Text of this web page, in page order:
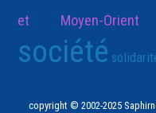
et Moyen-Orient
société
copyright © 2002-2025